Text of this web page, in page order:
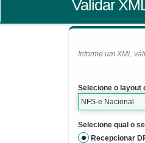
Validar
Informe um XML
Selecione o layout
NFS-e Nacional
Selecione qual o
Recepcionar